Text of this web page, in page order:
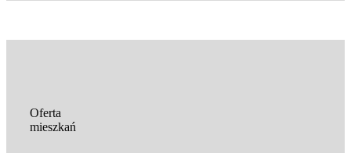
Oferta
mieszkań